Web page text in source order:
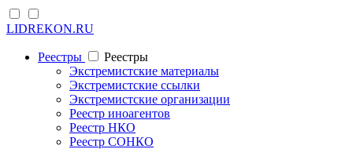
LIDREKON.RU
Реестры
Реестры
Экстремистские материалы
Экстремистские ссылки
Экстремистские организации
Реестр иноагентов
Реестр НКО
Реестр СОНКО